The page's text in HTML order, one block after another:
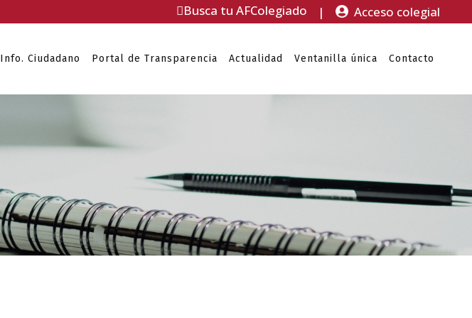
Busca tu AFColegiado | Acceso colegial
Info. Ciudadano Portal de Transparencia Actualidad Ventanilla única Contacto